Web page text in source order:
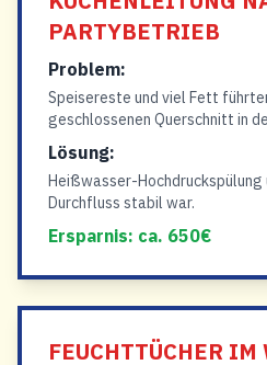
PARTYBETRIEB
Problem:
Speisereste und viel Fett
geschlossenen Querschnitt in
Lösung:
Heißwasser-Hochdruckspülung
Durchfluss stabil war.
Ersparnis: ca. 650€
FEUCHTTÜCHER IM